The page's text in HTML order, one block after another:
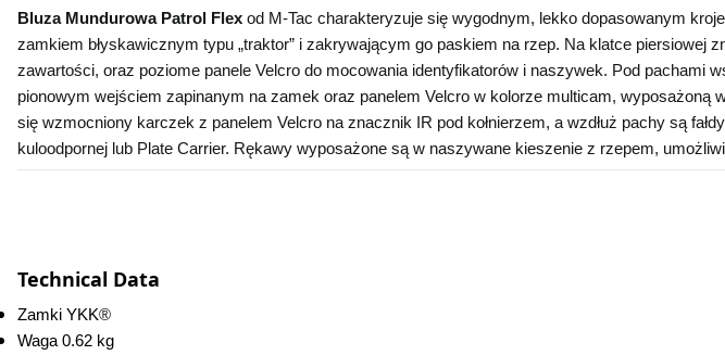
Bluza Mundurowa Patrol Flex od M-Tac charakteryzuje się wygodnym, lekko dopasowanym
zamkiem błyskawicznym typu „traktor” i zakrywającym go paskiem na rzep. Na klatce piersiowej
zawartości, oraz poziome panele Velcro do mocowania identyfikatorów i naszywek. Pod
pionowym wejściem zapinanym na zamek oraz panelem Velcro w kolorze multicam,
się wzmocniony karczek z panelem Velcro na znacznik IR pod kołnierzem, a wzdłuż pachy są
kuloodpornej lub Plate Carrier. Rękawy wyposażone są w naszywane kieszenie z rzepem,
Technical Data
Zamki YKK®
Waga 0.62 kg